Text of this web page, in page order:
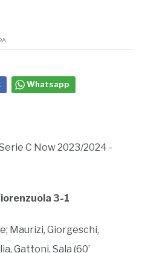
Whatsapp
C Now 2023/2024 -
3-1
Maurizi, Giorgeschi,
Gattoni, Sala (60’